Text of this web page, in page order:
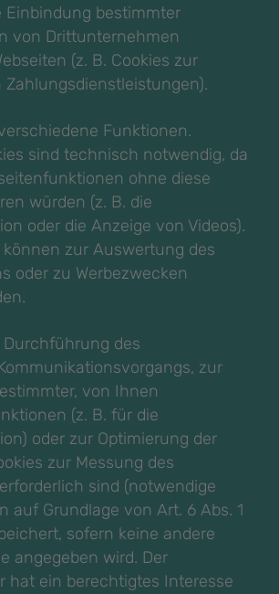
Einbindung bestimmter
von Drittunternehmen
(z. B. Cookies zur
Funktionen.
sind technisch notwendig, da
ohne diese
würden (z. B. die
oder die Anzeige von Videos).
können zur Auswertung des
oder zu Werbezwecken
Durchführung des
zur
von Ihnen
(z. B. für die
oder zur Optimierung der
zur Messung des
sind (notwendige
auf Grundlage von Art. 6 Abs. 1
sofern keine andere
angegeben wird. Der
hat ein berechtigtes Interesse